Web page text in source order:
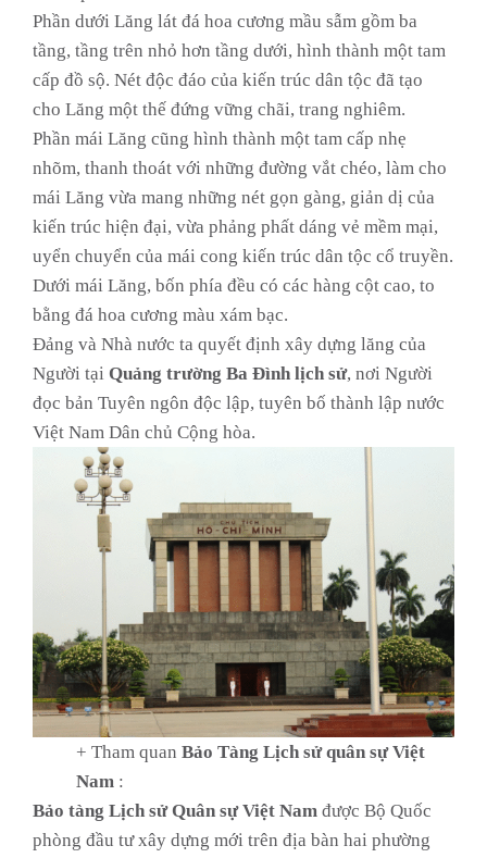
Phần dưới Lăng lát đá hoa cương mầu sẫm gồm ba
tầng, tầng trên nhỏ hơn tầng dưới, hình thành một tam
cấp đồ sộ. Nét độc đáo của kiến trúc dân tộc đã tạo
cho Lăng một thế đứng vững chãi, trang nghiêm.
Phần mái Lăng cũng hình thành một tam cấp nhẹ
nhõm, thanh thoát với những đường vắt chéo, làm cho
mái Lăng vừa mang những nét gọn gàng, giản dị của
kiến trúc hiện đại, vừa phảng phất dáng vẻ mềm mại,
uyển chuyển của mái cong kiến trúc dân tộc cổ truyền.
Dưới mái Lăng, bốn phía đều có các hàng cột cao, to
bằng đá hoa cương màu xám bạc.
Đảng và Nhà nước ta quyết định xây dựng lăng của
Người tại Quảng trường Ba Đình lịch sử, nơi Người
đọc bản Tuyên ngôn độc lập, tuyên bố thành lập nước
Việt Nam Dân chủ Cộng hòa.
+ Tham quan Bảo Tàng Lịch sử quân sự Việt
Nam :
Bảo tàng Lịch sử Quân sự Việt Nam được Bộ Quốc
phòng đầu tư xây dựng mới trên địa bàn hai phường